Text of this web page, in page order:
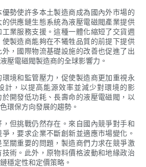
勢使許多本土製造商成為國內外市場的
供應鏈生態系統為液壓電磁閥產業提供
業服務支援。這種一體化縮短了交貨週
製造商能夠在不犧牲品質的前提下提供
，國際物流基礎設施的改善也促進了出
壓電磁閥製造商的全球影響力。
境和監管壓力，促使製造商更加重視永
計，以提高能源效率並減少對環境的影
開發低功耗、長壽命的液壓電磁閥，以
環保方向發展的趨勢。
但挑戰仍然存在。來自國內競爭對手和
，要求企業不斷創新並適應市場變化。
關重要的問題，製造商們力求在競爭激
術。此外，原物料價格波動和地緣政治
穩定性和定價策略。